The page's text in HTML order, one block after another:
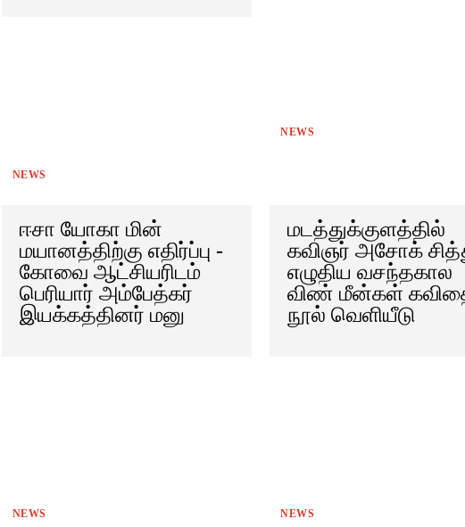
NEWS
NEWS
ஈசா யோகா மின்
மயானத்திற்கு எதிர்ப்பு -
கோவை ஆட்சியரிடம்
பெரியார் அம்பேத்கர்
இயக்கத்தினர் மனு
NEWS
மடத்துக்குளத்தில்
கவிஞர் அசோக்
எழுதிய வசந்தகால
விண் மீன்கள்
நூல் வெளியீடு
NEWS